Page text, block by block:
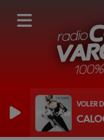
VOLER